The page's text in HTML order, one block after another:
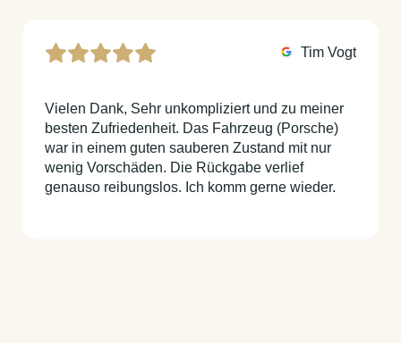
Tim Vogt
Vielen Dank, Sehr unkompliziert und zu meiner
besten Zufriedenheit. Das Fahrzeug (Porsche)
war in einem guten sauberen Zustand mit nur
wenig Vorschäden. Die Rückgabe verlief
genauso reibungslos. Ich komm gerne wieder.